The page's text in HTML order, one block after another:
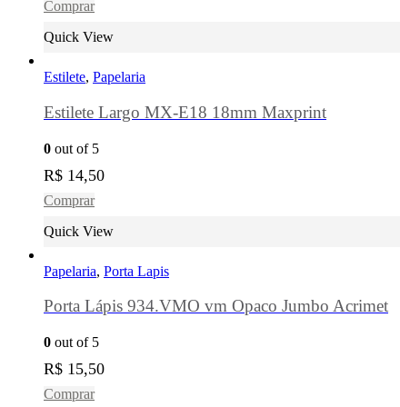
Comprar
Quick View
Estilete, Papelaria
Estilete Largo MX-E18 18mm Maxprint
0 out of 5
R$ 14,50
Comprar
Quick View
Papelaria, Porta Lapis
Porta Lápis 934.VMO vm Opaco Jumbo Acrimet
0 out of 5
R$ 15,50
Comprar